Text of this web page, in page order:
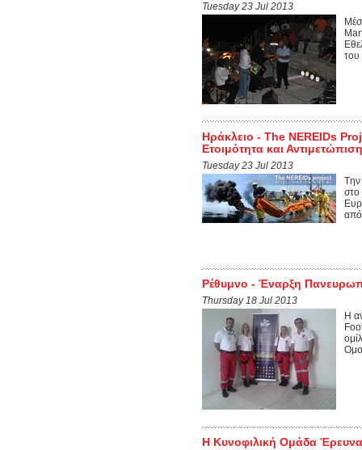
Tuesday 23 Jul 2013
του
Ηράκλειο - The NEREIDs
Ετοιμότητα και
Tuesday 23 Jul 2013
Tην
στο
από
Ρέθυμνο - Έναρξη
Thursday 18 Jul 2013
Η
Η Κυνοφιλική Ομάδα